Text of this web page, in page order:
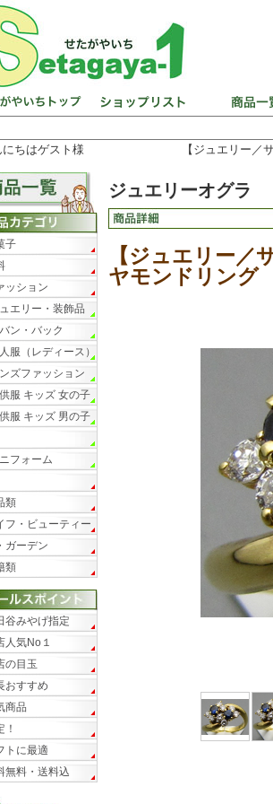
ちはゲスト様
【ジュエリー
ジュエリーオグラ
【ジュエリー／
ヤモンドリング
子
ッション
エリー・装飾品
ン・バック
服（レディース）
ズファッション
服 キッズ 女の子
服 キッズ 男の子
フォーム
類
フ・ビューティー
ガーデン
類
谷みやげ指定
人気No１
の目玉
おすすめ
商品
！
トに最適
無料・送料込